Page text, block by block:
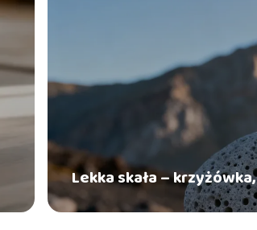
Lekka skała –